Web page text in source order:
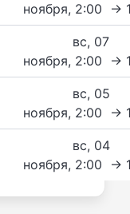
ноября, 2:00 →
вс, 07
ноября, 2:00 →
вс, 05
ноября, 2:00 →
вс, 04
ноября, 2:00 →